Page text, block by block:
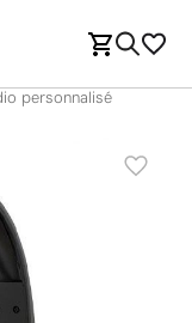
personnalisé